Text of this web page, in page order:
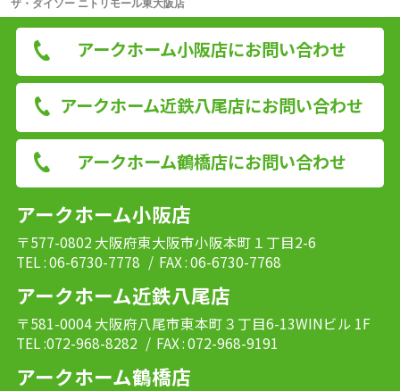
ザ・ダイソー ニトリモール東大阪店
アークホーム小阪店にお問い合わせ
アークホーム近鉄八尾店にお問い合わせ
アークホーム鶴橋店にお問い合わせ
アークホーム小阪店
〒577-0802 大阪府東大阪市小阪本町１丁目2-6
TEL : 06-6730-7778 / FAX : 06-6730-7768
アークホーム近鉄八尾店
〒581-0004 大阪府八尾市東本町３丁目6-13WINビル 1F
TEL :072-968-8282 / FAX : 072-968-9191
アークホーム鶴橋店